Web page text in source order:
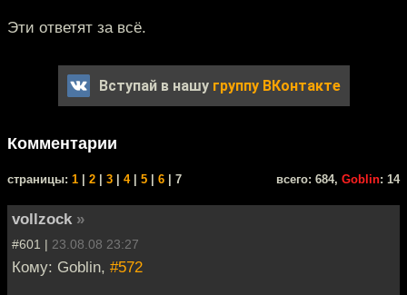
Эти ответят за всё.
Вступай в нашу группу ВКонтакте
Комментарии
cтраницы: 1 2 3 4| 5 6 | 7 всего: 684, Goblin: 14
vollzock »
#601 | 23.08.08 23:27
Кому: Goblin, #572